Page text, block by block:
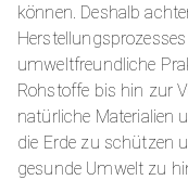
können. Deshalb
umweltfreundliche
Rohstoffe bis hin zur
natürliche Materialien
die Erde zu schützen
gesunde Umwelt zu